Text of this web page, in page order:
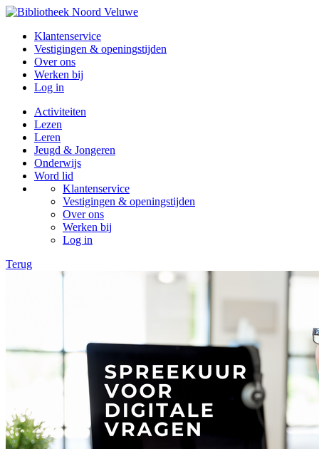
Klantenservice
Vestigingen & openingstijden
Over ons
Werken bij
Log in
Activiteiten
Lezen
Leren
Jeugd & Jongeren
Onderwijs
Word lid
Klantenservice
Vestigingen & openingstijden
Over ons
Werken bij
Log in
Terug